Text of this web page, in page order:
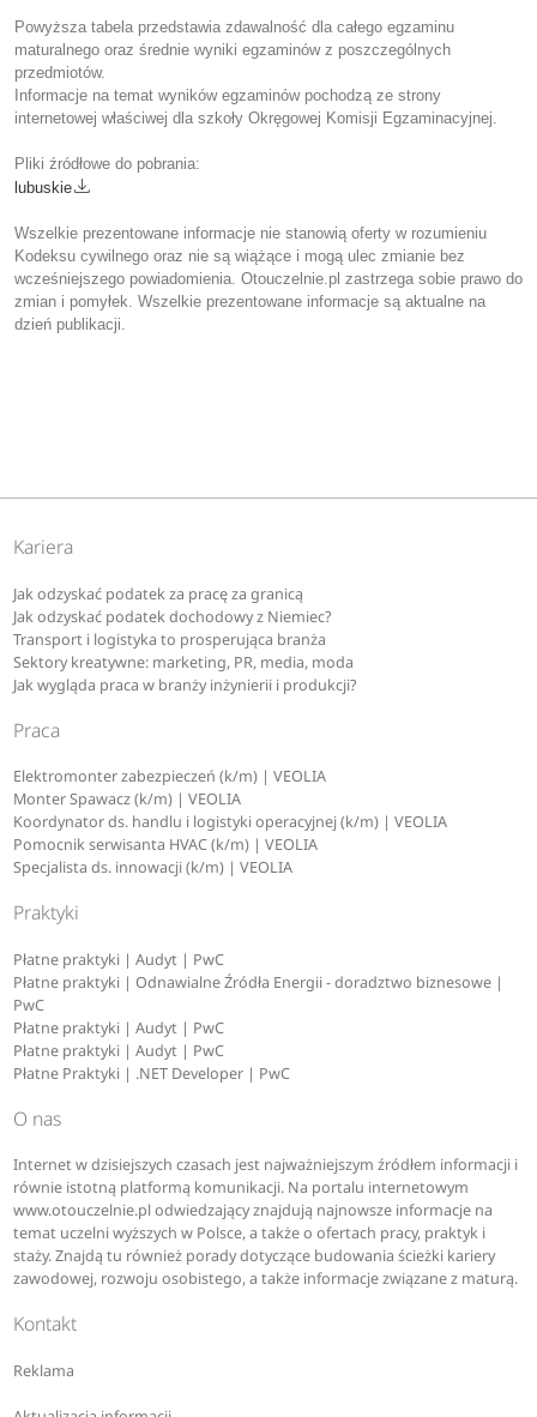
Powyższa tabela przedstawia zdawalność dla całego egzaminu
maturalnego oraz średnie wyniki egzaminów z poszczególnych
przedmiotów.
Informacje na temat wyników egzaminów pochodzą ze strony
internetowej właściwej dla szkoły Okręgowej Komisji Egzaminacyjnej.
Pliki źródłowe do pobrania:
lubuskie
Wszelkie prezentowane informacje nie stanowią oferty w rozumieniu
Kodeksu cywilnego oraz nie są wiążące i mogą ulec zmianie bez
wcześniejszego powiadomienia. Otouczelnie.pl zastrzega sobie prawo do
zmian i pomyłek. Wszelkie prezentowane informacje są aktualne na
dzień publikacji.
Kariera
Jak odzyskać podatek za pracę za granicą
Jak odzyskać podatek dochodowy z Niemiec?
Transport i logistyka to prosperująca branża
Sektory kreatywne: marketing, PR, media, moda
Jak wygląda praca w branży inżynierii i produkcji?
Praca
Elektromonter zabezpieczeń (k/m) | VEOLIA
Monter Spawacz (k/m) | VEOLIA
Koordynator ds. handlu i logistyki operacyjnej (k/m) | VEOLIA
Pomocnik serwisanta HVAC (k/m) | VEOLIA
Specjalista ds. innowacji (k/m) | VEOLIA
Praktyki
Płatne praktyki | Audyt | PwC
Płatne praktyki | Odnawialne Źródła Energii - doradztwo biznesowe |
PwC
Płatne praktyki | Audyt | PwC
Płatne praktyki | Audyt | PwC
Płatne Praktyki | .NET Developer | PwC
O nas
Internet w dzisiejszych czasach jest najważniejszym źródłem informacji i
równie istotną platformą komunikacji. Na portalu internetowym
www.otouczelnie.pl odwiedzający znajdują najnowsze informacje na
temat uczelni wyższych w Polsce, a także o ofertach pracy, praktyk i
staży. Znajdą tu również porady dotyczące budowania ścieżki kariery
zawodowej, rozwoju osobistego, a także informacje związane z maturą.
Kontakt
Reklama